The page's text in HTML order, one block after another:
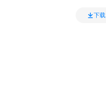
下载